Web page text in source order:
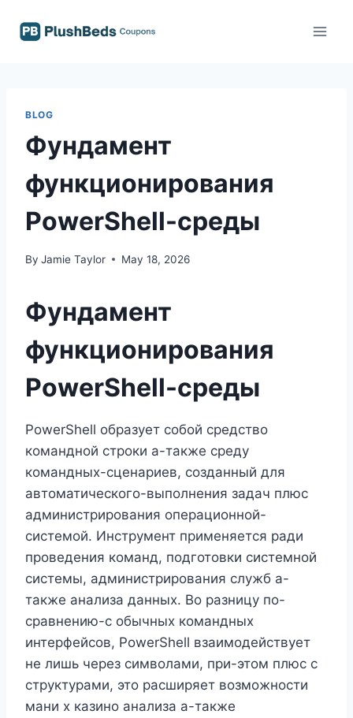
BLOG
Фундамент
функционирования
PowerShell-среды
By Jamie Taylor May 18, 2026
Фундамент
функционирования
PowerShell-среды
PowerShell образует собой средство
командной строки а-также среду
командных-сценариев, созданный для
автоматического-выполнения задач плюс
администрирования операционной-
системой. Инструмент применяется ради
проведения команд, подготовки системной
системы, администрирования служб а-
также анализа данных. Во разницу по-
сравнению-с обычных командных
интерфейсов, PowerShell взаимодействует
не лишь через символами, при-этом плюс с
структурами, это расширяет возможности
мани х казино анализа а-также